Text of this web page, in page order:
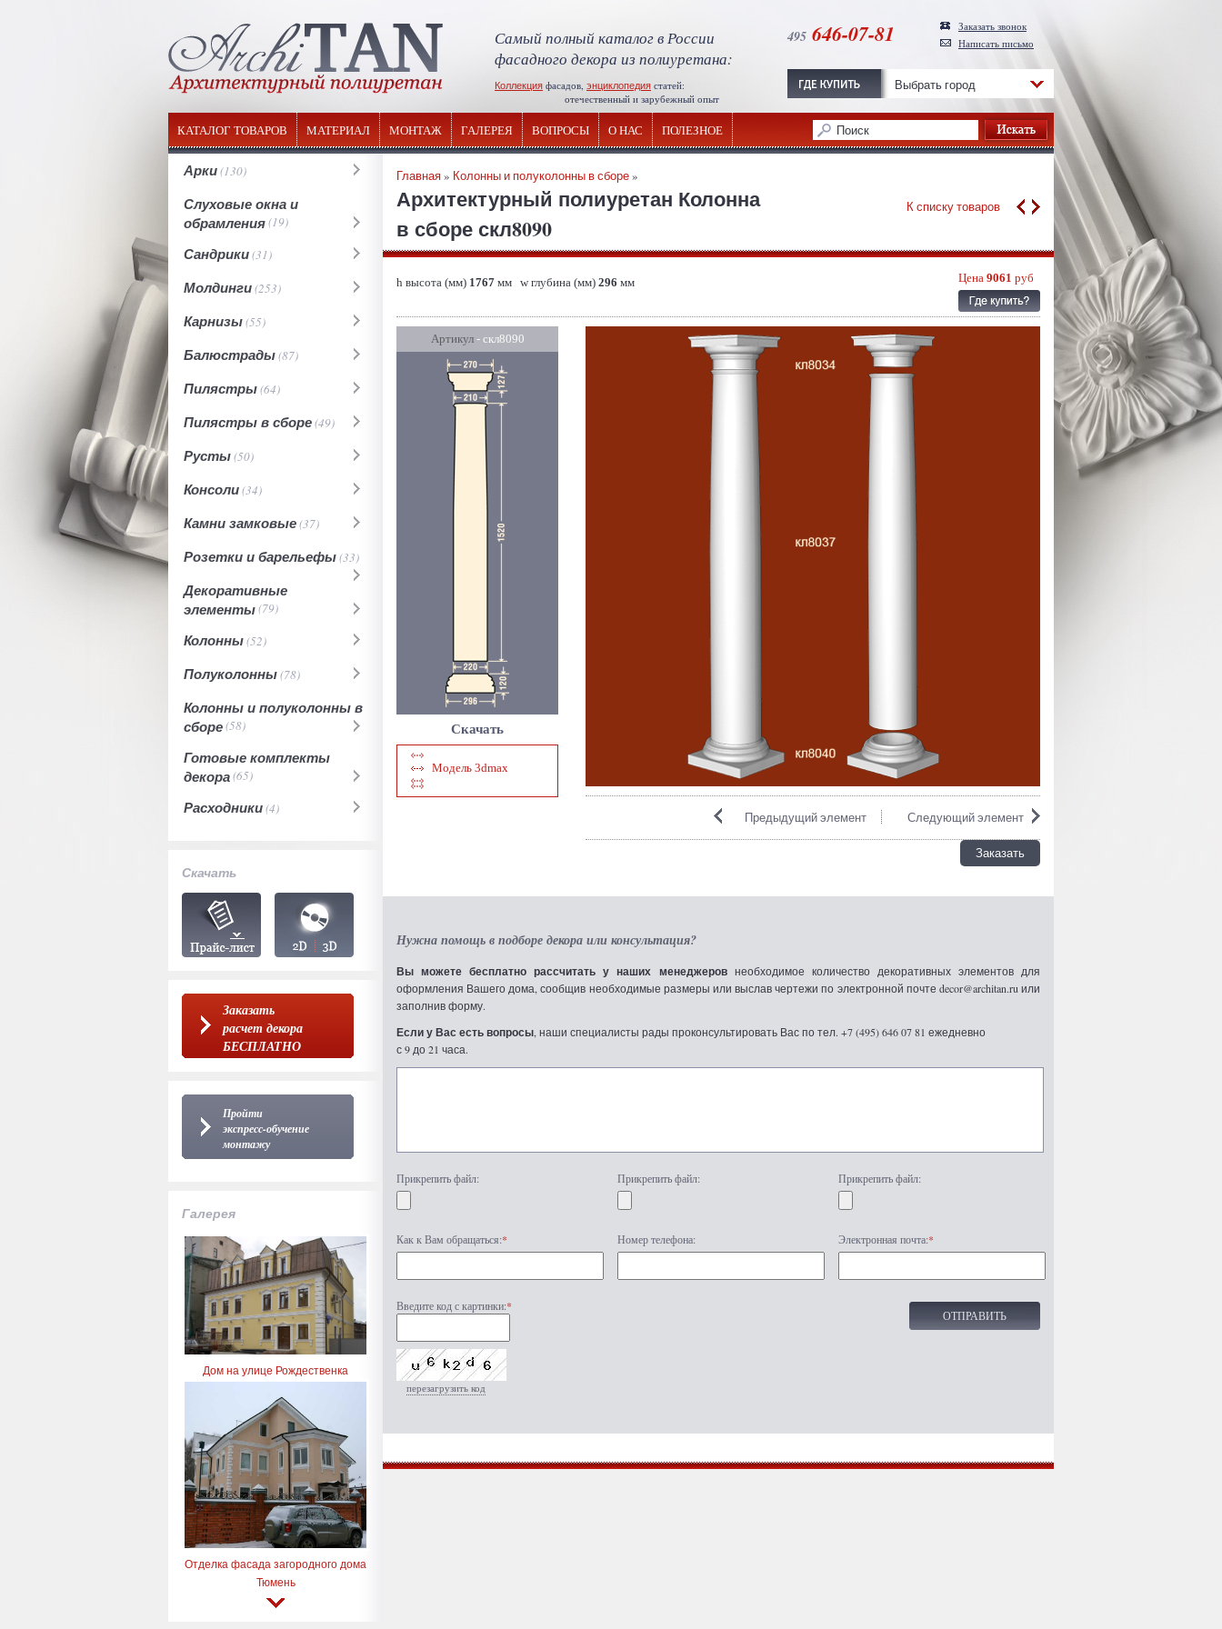
Самый полный каталог в России
фасадного декора из полиуретана:
Коллекция фасадов, энциклопедия статей:
отечественный и зарубежный опыт
495 646-07-81
Заказать звонок
Написать письмо
Выбрать город
КАТАЛОГ ТОВАРОВ МАТЕРИАЛ МОНТАЖ ГАЛЕРЕЯ ВОПРОСЫ О НАС ПОЛЕЗНОЕ
Арки(130)
Слуховые окна и
обрамления(19)
Сандрики(31)
Молдинги(253)
Карнизы(55)
Балюстрады(87)
Пилястры(64)
Пилястры в сборе(49)
Русты(50)
Консоли(34)
Камни замковые(37)
Розетки и барельефы(33)
Декоративные
элементы(79)
Колонны(52)
Полуколонны(78)
Колонны и полуколонны в
сборе(58)
Готовые комплекты
декора(65)
Расходники(4)
Скачать
Заказать
расчет декора
БЕСПЛАТНО
Пройти
экспресс-обучение
монтажу
Галерея
Дом на улице Рождественка
Отделка фасада загородного дома
Тюмень
Главная» Колонны и полуколонны в сборе»
Архитектурный полиуретан Колонна
в сборе скл8090
К списку товаров
h высота (мм) 1767 мм w глубина (мм) 296 мм Цена 9061 руб
Артикул- скл8090
Скачать
Модель 3dmax
Следующий элемент
Предыдущий элемент
Заказать
Нужна помощь в подборе декора или консультация?
Вы можете бесплатно рассчитать у наших менеджеровнеобходимое количество декоративных элементов для
оформления Вашего дома, сообщив необходимые размеры или выслав чертежи по электронной почте decor@architan.ru или
заполнив форму.
Если у Вас есть вопросы , наши специалисты рады проконсультировать Вас по тел. +7 (495) 646 07 81 ежедневно
с 9 до 21 часа.
Прикрепить файл: Прикрепить файл: Прикрепить файл:
Как к Вам обращаться:* Номер телефона: Электронная почта:*
Введите код с картинки:*
перезагрузить код